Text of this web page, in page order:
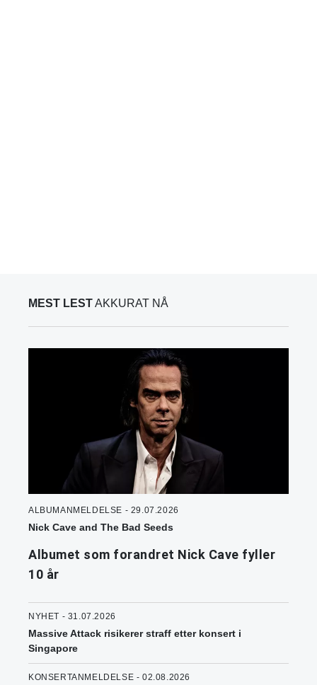
MEST LESTAKKURAT NÅ
ALBUMANMELDELSE - 29.07.2026
Nick Cave and The Bad Seeds
Albumet som forandret Nick Cave fyller
10 år
NYHET - 31.07.2026
Massive Attack risikerer straff etter konsert i
Singapore
KONSERTANMELDELSE - 02.08.2026